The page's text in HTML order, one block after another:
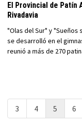
El Provincial de
Rivadavia
"Olas del Sur" y
se desarrolló en el
reunió a más de 270
3 4 5 6